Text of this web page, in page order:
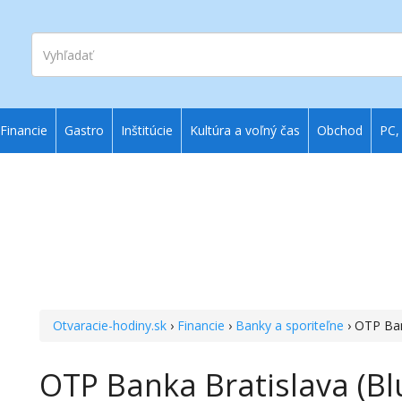
Vyhľadať
Otvaracie-hodiny.sk › Financie › Banky a sporiteľne › OTP
OTP Banka Bratislava
Financie Gastro Inštitúcie Kultúra a voľný čas Obchod